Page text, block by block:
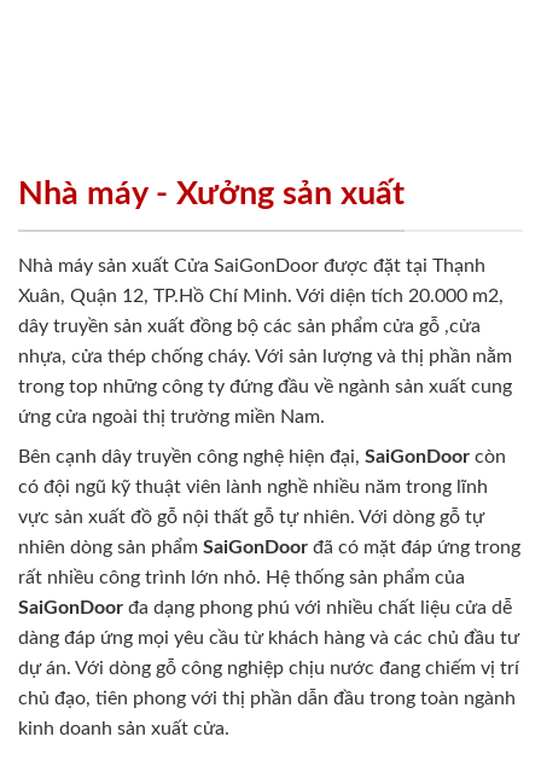
Nhà máy - Xưởng sản xuất
Nhà máy sản xuất Cửa SaiGonDoor được đặt tại Thạnh
Xuân, Quận 12, TP.Hồ Chí Minh. Với diện tích 20.000 m2,
dây truyền sản xuất đồng bộ các sản phẩm cửa gỗ ,cửa
nhựa, cửa thép chống cháy. Với sản lượng và thị phần nằm
trong top những công ty đứng đầu về ngành sản xuất cung
ứng cửa ngoài thị trường miền Nam.
Bên cạnh dây truyền công nghệ hiện đại, SaiGonDoor còn
có đội ngũ kỹ thuật viên lành nghề nhiều năm trong lĩnh
vực sản xuất đồ gỗ nội thất gỗ tự nhiên. Với dòng gỗ tự
nhiên dòng sản phẩm SaiGonDoor đã có mặt đáp ứng trong
rất nhiều công trình lớn nhỏ. Hệ thống sản phẩm của
SaiGonDoor đa dạng phong phú với nhiều chất liệu cửa dễ
dàng đáp ứng mọi yêu cầu từ khách hàng và các chủ đầu tư
dự án. Với dòng gỗ công nghiệp chịu nước đang chiếm vị trí
chủ đạo, tiên phong với thị phần dẫn đầu trong toàn ngành
kinh doanh sản xuất cửa.